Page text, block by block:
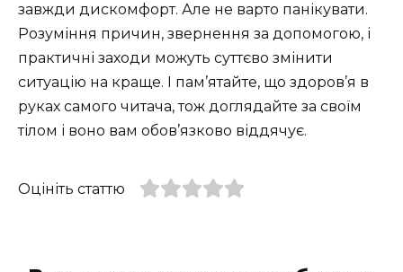
завжди дискомфорт. Але не варто панікувати.
Розуміння причин, звернення за допомогою, і
практичні заходи можуть суттєво змінити
ситуацію на краще. І пам’ятайте, що здоров’я в
руках самого читача, тож доглядайте за своїм
тілом і воно вам обов’язково віддячує.
Оцініть статтю